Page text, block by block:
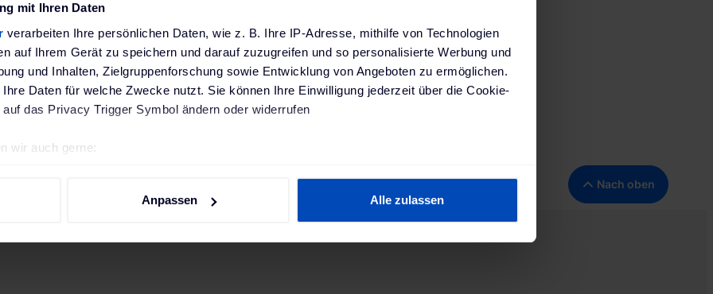
mit Ihren Daten
verarbeiten Ihre persönlichen Daten, wie z. B. Ihre IP-Adresse, mithilfe von Technologien
auf Ihrem Gerät zu speichern und darauf zuzugreifen und so personalisierte Werbung und
und Inhalten, Zielgruppenforschung sowie Entwicklung von Angeboten zu ermöglichen.
Daten für welche Zwecke nutzt. Sie können Ihre Einwilligung jederzeit über die Cookie-
das Privacy Trigger Symbol ändern oder widerrufen
wir auch gerne:
Ihre persönlichen Daten verarbeitet werden, und legen Sie Ihre Präferenzen im
zu analysieren. Außerdem geben wir Informationen zu Ihrer Verwendung unserer
Anpassen Alle zulassen
0,34 kg
Schrack AMPARO Leitungsschutzschalter 6kA, 32A, 3-polig, C-
Charakteristik | AM617332
www.schrack-technik.de
Nach oben